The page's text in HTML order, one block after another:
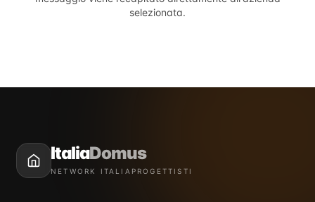
selezionata.
ItaliaDomus
NETWORK ITALIAPROGETTISTI